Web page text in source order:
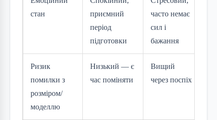
стан
приємний
період
підготовки
часто немає
сил і
бажання
Ризик
помилки з
розміром/
моделлю
Низький — є
час поміняти
Вищий
через поспіх